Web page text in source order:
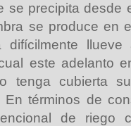
se precipita desde
se produce en
difícilmente
este adelanto
tenga cubierta
En términos de
de riego